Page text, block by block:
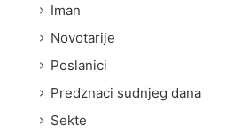
Iman
Novotarije
Poslanici
Predznaci sudnjeg dana
Sekte